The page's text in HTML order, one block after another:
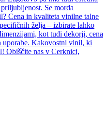
Se morda
Cena in kvaliteta vinilne talne
želja – izbirate lahko
kot tudi dekorji, cena
uporabe. Kakovostni vinil, ki
Obiščite nas v Cerknici,